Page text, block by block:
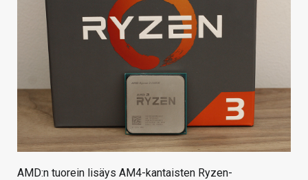
HINTA.FI
VAIHDA TEEMA
HAKU
AMD:n tuorein lisäys AM4-kantaisten Ryzen-